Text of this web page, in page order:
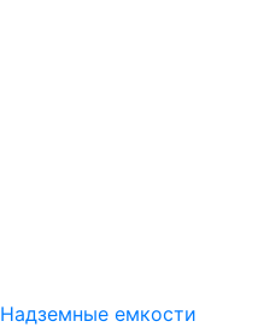
Надземные емкости